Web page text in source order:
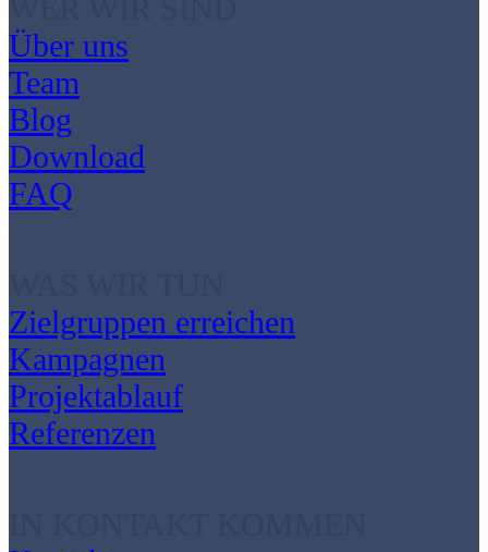
Über uns
Team
Blog
Download
FAQ
Zielgruppen erreichen
Kampagnen
Projektablauf
Referenzen